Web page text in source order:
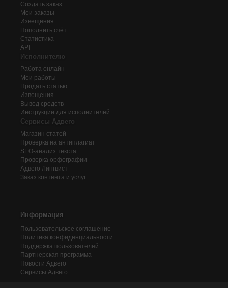
Создать заказ
Мои заказы
Извещения
Пополнить счёт
Статистика
API
Исполнителю
Работа онлайн
Мои работы
Продать статью
Извещения
Вывод средств
Инструкции для исполнителей
Сервисы Адвего
Магазин статей
Проверка на антиплагиат
SEO-анализ текста
Проверка орфографии
Адвего Лингвист
Заказ контента и услуг
Информация
Пользовательское соглашение
Политика конфиденциальности
Поддержка пользователей
Партнерская программа
Новости Адвего
Сервисы Адвего